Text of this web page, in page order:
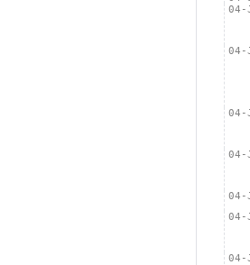
04-
04-
04-
04-
04-
04-
04-